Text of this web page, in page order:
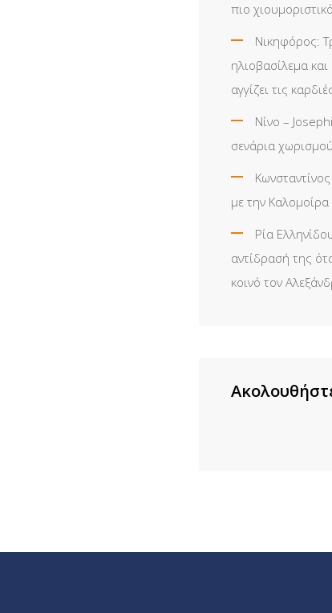
πιο
Νικηφόρος:
ηλιοβασίλεμα
αγγίζει τις
Νίνο –
σενάρια
με την
Ρία
αντίδρασή της
κοινό τον